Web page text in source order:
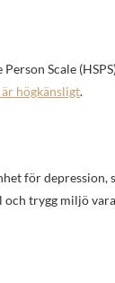
Scale
högkänsligt.
för
trygg miljö